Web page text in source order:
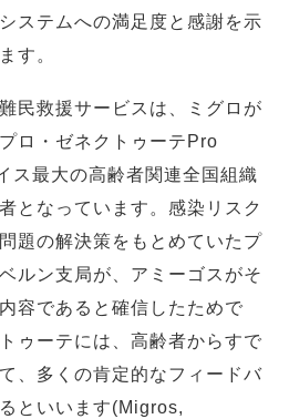
ステムへの満足度と感謝を示
す。
民救援サービスは、ミグロが
ロ・ゼネクトゥーテPro
ス最大の高齢者関連全国組織
となっています。感染リスク
題の解決策をもとめていたプ
ルン支局が、アミーゴスがそ
容であると確信したためで
ゥーテには、高齢者からすで
、多くの肯定的なフィードバ
といいます(Migros,